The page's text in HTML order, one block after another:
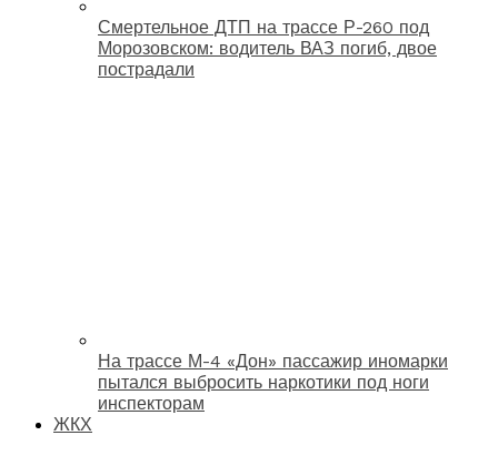
Смертельное ДТП на трассе Р-260 под
Морозовском: водитель ВАЗ погиб, двое
пострадали
На трассе М-4 «Дон» пассажир иномарки
пытался выбросить наркотики под ноги
инспекторам
ЖКХ